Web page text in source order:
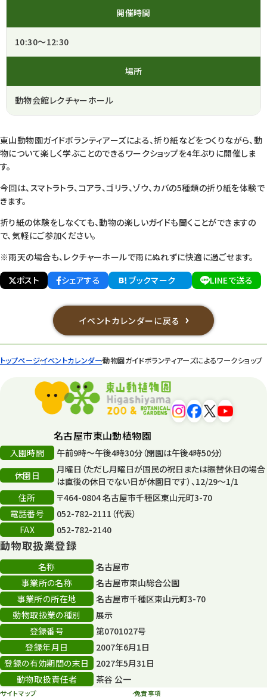
トップページイベントカレンダー動物園ガイドボランティアーズによるワークショップ
開催時間
10:30～12:30
場所
動物会館レクチャーホール
東山動物園ガイドボランティアーズによる、折り紙などをつくりながら、動
物について楽しく学ぶことのできるワークショップを4年ぶりに開催しま
す。
今回は、スマトラトラ、コアラ、ゴリラ、ゾウ、カバの5種類の折り紙を体験で
きます。
折り紙の体験をしなくても、動物の楽しいガイドも聞くことができますの
で、気軽にご参加ください。
※雨天の場合も、レクチャーホールで雨にぬれずに快適に過ごせます。
ポスト
シェアする ブックマーク LINEで送る
イベントカレンダーに戻る
名古屋市東山動植物園
入園時間
午前9時～午後4時30分（閉園は午後4時50分）
休園日
月曜日（ただし月曜日が国民の祝日または振替休日の場合
は直後の休日でない日が休園日です）、12/29～1/1
住所
〒464-0804 名古屋市千種区東山元町3-70
電話番号
052-782-2111（代表）
FAX
052-782-2140
動物取扱業登録
名称
名古屋市
事業所の名称
名古屋市東山総合公園
事業所の所在地
名古屋市千種区東山元町3-70
動物取扱業の種別
展示
登録番号
第0701027号
登録年月日
2007年6月1日
登録の有効期間の末日
2027年5月31日
動物取扱責任者
茶谷 公一
サイトマップ
免責事項